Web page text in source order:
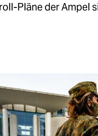
Pläne der Ampel